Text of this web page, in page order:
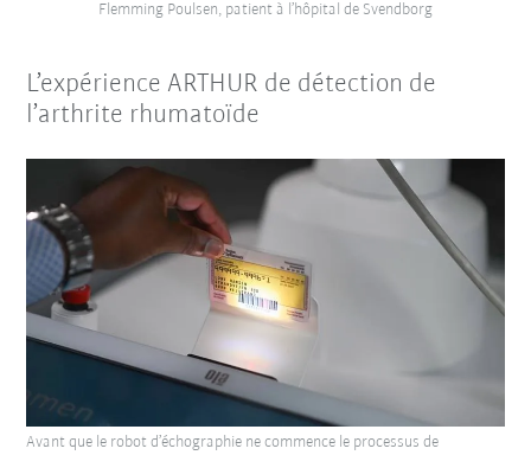
Flemming Poulsen, patient à l’hôpital de Svendborg
L’expérience ARTHUR de détection de
l’arthrite rhumatoïde
Avant que le robot d’échographie ne commence le processus de